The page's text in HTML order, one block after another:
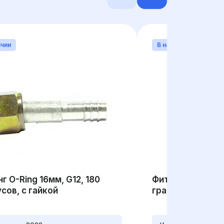
O-Ring 16мм, G12, 180
с гайкой
В наличии
Фитинг O-Ring
градусов,